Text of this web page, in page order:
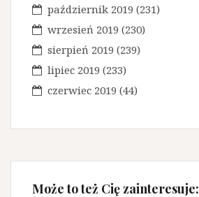
październik 2019 (231)
wrzesień 2019 (230)
sierpień 2019 (239)
lipiec 2019 (233)
czerwiec 2019 (44)
Może to też Cię zainteresuje: